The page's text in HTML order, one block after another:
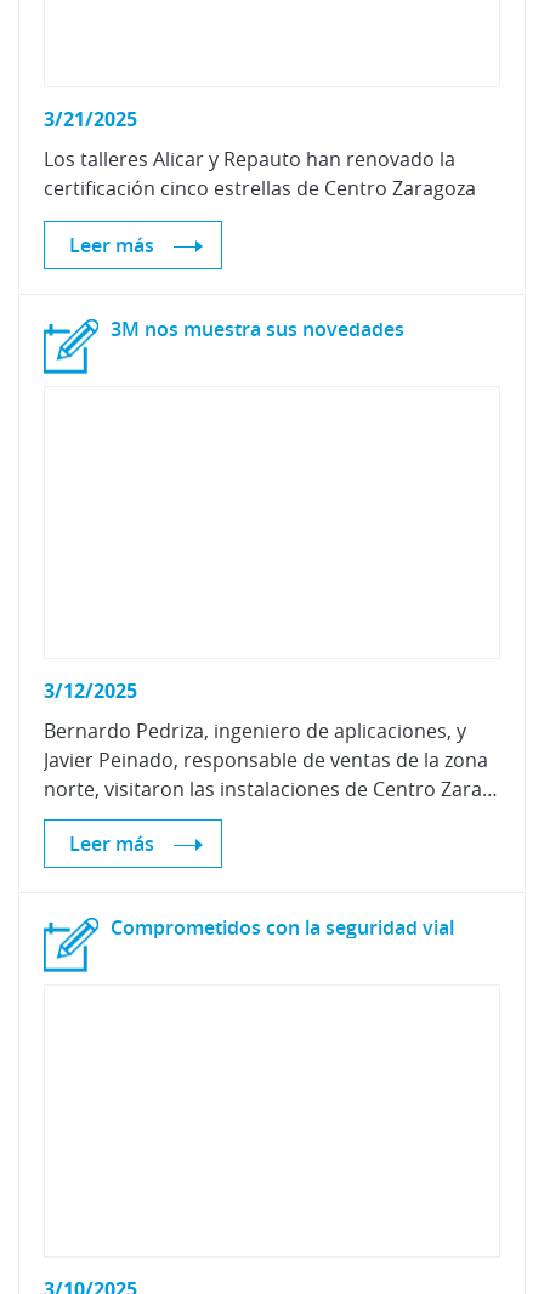
3/21/2025
Los talleres Alicary Repauto han renovado la
certificación cinco estrellas de Centro Zaragoza
Leer más
3M nos muestra sus novedades
3/12/2025
Bernardo Pedriza, ingeniero de aplicaciones, y
Javier Peinado, responsable de ventas de la zona
norte, visitaron las instalaciones de Centro Zaragoza para presentarnos dos innovadores equipos en respiración segura y lijado de pintura, claves para la sección de pintura.
Leer más
Comprometidos con la seguridad vial